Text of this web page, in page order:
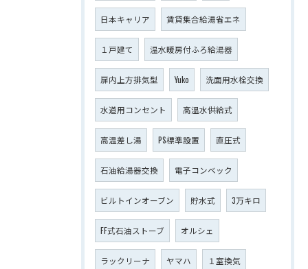
日本キャリア 賃貸集合給湯省エネ
１戸建て 温水暖房付ふろ給湯器
扉内上方排気型 Yuko 洗面用水栓交換
水道用コンセント 高温水供給式
高温差し湯 PS標準設置 直圧式
石油給湯器交換 電子コンベック
ビルトインオーブン 貯水式 3万キロ
FF式石油ストーブ オルシェ
ラックリーナ ヤマハ １室換気